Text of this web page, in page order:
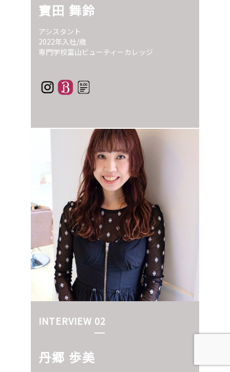
寶田 舞鈴
アシスタント
2022年入社/歳
専門学校富山ビューティーカレッジ
INTERVIEW 02
丹郷 歩美